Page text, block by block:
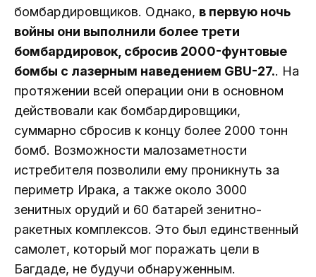
бомбардировщиков. Однако, в первую ночь
войны они выполнили более трети
бомбардировок, сбросив 2000-фунтовые
бомбы с лазерным наведением GBU-27.. На
протяжении всей операции они в основном
действовали как бомбардировщики,
суммарно сбросив к концу более 2000 тонн
бомб. Возможности малозаметности
истребителя позволили ему проникнуть за
периметр Ирака, а также около 3000
зенитных орудий и 60 батарей зенитно-
ракетных комплексов. Это был единственный
самолет, который мог поражать цели в
Багдаде, не будучи обнаруженным.